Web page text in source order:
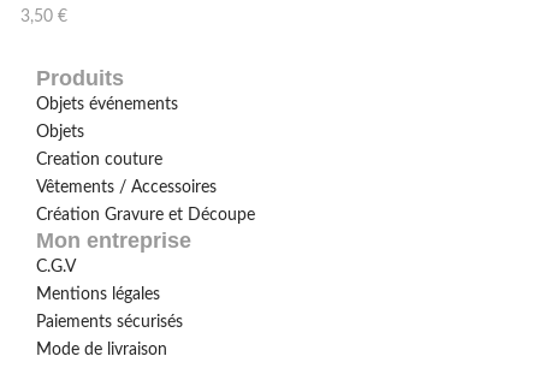
3,50 €
Produits
Objets événements
Objets
Creation couture
Vêtements / Accessoires
Création Gravure et Découpe
Mon entreprise
C.G.V
Mentions légales
Paiements sécurisés
Mode de livraison